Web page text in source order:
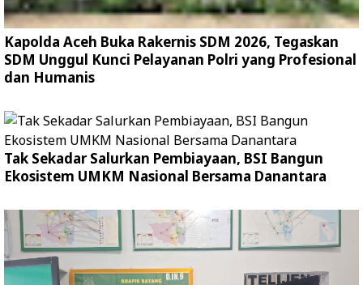
Kapolda Aceh Buka Rakernis SDM 2026, Tegaskan
SDM Unggul Kunci Pelayanan Polri yang Profesional
dan Humanis
Tak Sekadar Salurkan Pembiayaan, BSI Bangun
Ekosistem UMKM Nasional Bersama Danantara